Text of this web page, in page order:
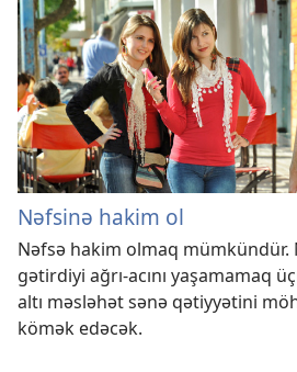
Nəfsinə hakim ol
Nəfsə hakim olmaq mümkündür.
gətirdiyi ağrı-acını yaşamamaq
altı məsləhət sənə qətiyyətini
kömək edəcək.